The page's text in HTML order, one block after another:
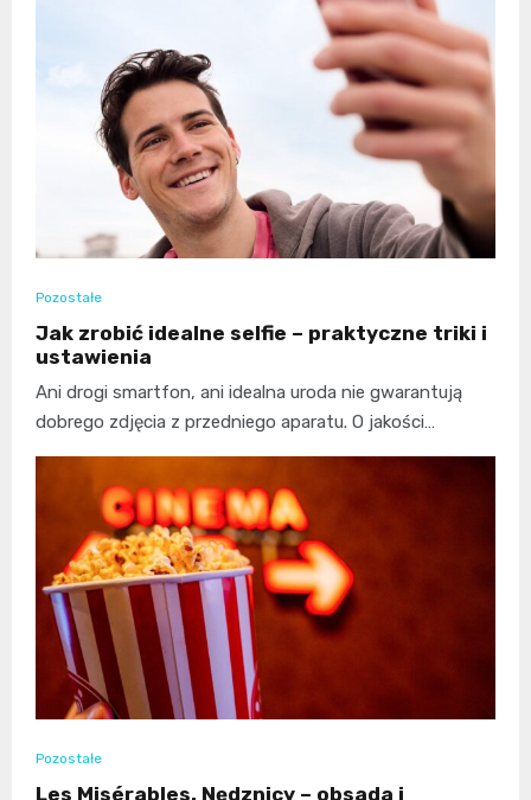
Pozostałe
Jak zrobić idealne selfie – praktyczne triki i
ustawienia
Ani drogi smartfon, ani idealna uroda nie gwarantują
dobrego zdjęcia z przedniego aparatu. O jakości…
Pozostałe
Les Misérables. Nędznicy – obsada i